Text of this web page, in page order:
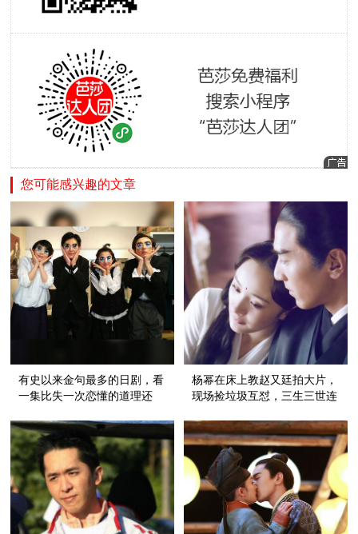
您可能感兴趣的文章
有史以来金句最多的日剧，看
一集比失一次恋懂的道理还
杨幂在床上教赵又廷拍大片，
现场捡垃圾互怼，三生三世连